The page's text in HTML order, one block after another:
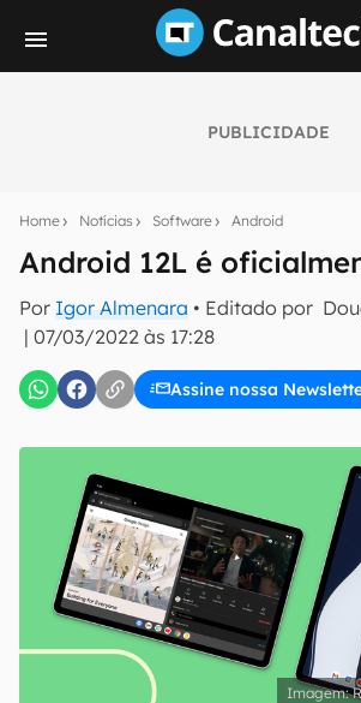
PUBLICIDADE
Home Notícias Software Android
Android 12L é
Por Igor Almenara • Editado por
| 07/03/2022 às 17:28
Assine nossa
notícias e reviews sobre tecnologia
mão.
E-mail
inscreva-se
Confirmo que li, aceito e concordo com
Uso e Política de Privacidade do